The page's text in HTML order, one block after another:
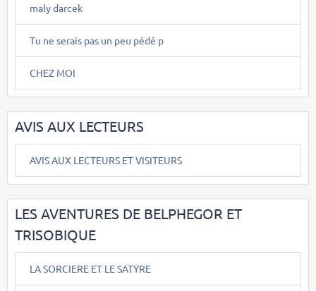
maly darcek
Tu ne serais pas un peu pédé p
CHEZ MOI
AVIS AUX LECTEURS
AVIS AUX LECTEURS ET VISITEURS
LES AVENTURES DE BELPHEGOR ET
TRISOBIQUE
LA SORCIERE ET LE SATYRE